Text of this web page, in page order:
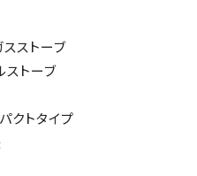
ストーブ
ストーブ
クトタイプ